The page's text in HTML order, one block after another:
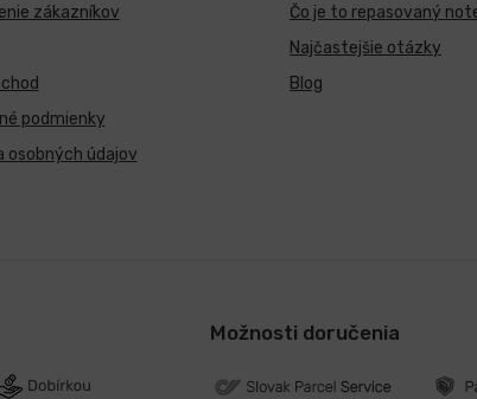
zákazníkov
podmienky
osobných údajov
Čo je to repasovaný
Najčastejšie otázky
Blog
Možnosti doručenia